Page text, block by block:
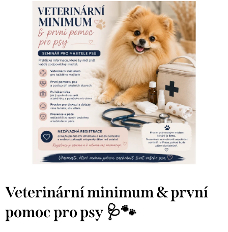
Veterinární minimum & první
pomoc pro psy 🩺🐾